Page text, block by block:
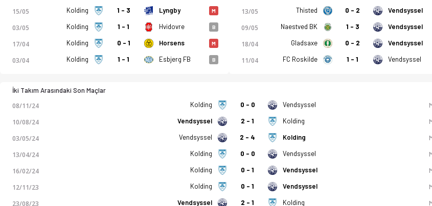
15/05 Kolding 1 - 3 Lyngby M
03/05 Kolding 1 - 1 Hvidovre B
17/04 Kolding 0 - 1 Horsens M
03/04 Kolding 1 - 1 Esbjerg FB B
13/05 Thisted 0 - 2 Vendsyssel
09/05 Naestved BK 1 - 3 Vendsyssel
18/04 Gladsaxe 0 - 2 Vendsyssel
11/04 FC Roskilde 1 - 1 Vendsyssel
İki Takım Arasındaki Son Maçlar
08/11/24 Kolding 0 - 0 Vendsyssel
10/08/24 Vendsyssel 2 - 1 Kolding
03/05/24 Vendsyssel 2 - 4 Kolding
13/04/24 Kolding 0 - 0 Vendsyssel
16/02/24 Kolding 0 - 1 Vendsyssel
12/11/23 Kolding 0 - 1 Vendsyssel
23/08/23 Vendsyssel 2 - 1 Kolding